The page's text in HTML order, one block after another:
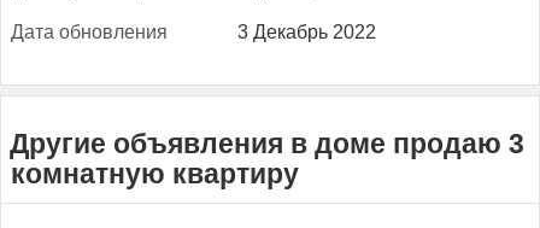
Да­та об­новле­ния 3 Декабрь 2022
Другие объявления в доме продаю 3
комнатную квартиру